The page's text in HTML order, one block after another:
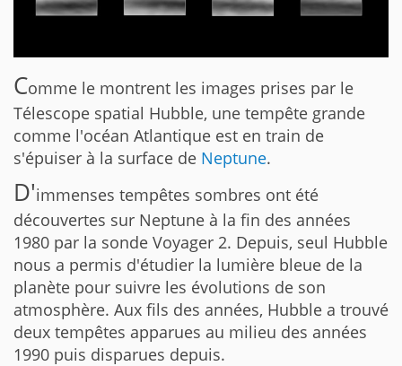
Comme le montrent les images prises par le
Télescope spatial Hubble, une tempête grande
comme l'océan Atlantique est en train de
s'épuiser à la surface de Neptune.
D'immenses tempêtes sombres ont été
découvertes sur Neptune à la fin des années
1980 par la sonde Voyager 2. Depuis, seul Hubble
nous a permis d'étudier la lumière bleue de la
planète pour suivre les évolutions de son
atmosphère. Aux fils des années, Hubble a trouvé
deux tempêtes apparues au milieu des années
1990 puis disparues depuis.